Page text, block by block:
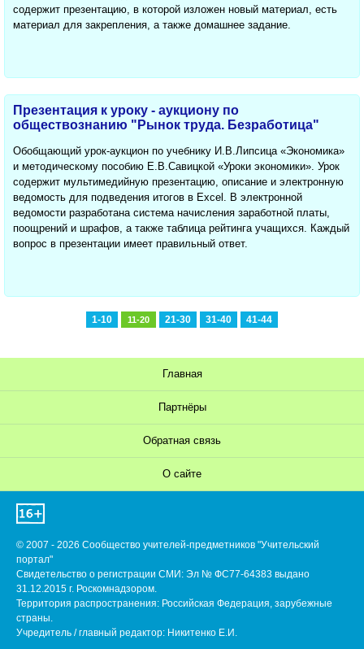
содержит презентацию, в которой изложен новый материал, есть
материал для закрепления, а также домашнее задание.
Презентация к уроку - аукциону по
обществознанию "Рынок труда. Безработица"
Обобщающий урок-аукцион по учебнику И.В.Липсица «Экономика»
и методическому пособию Е.В.Савицкой «Уроки экономики». Урок
содержит мультимедийную презентацию, описание и электронную
ведомость для подведения итогов в Excel. В электронной
ведомости разработана система начисления заработной платы,
поощрений и шрафов, а также таблица рейтинга учащихся. Каждый
вопрос в презентации имеет правильный ответ.
1-10 11-20 21-30 31-40 41-44
Главная
Партнёры
Обратная связь
О сайте
© 2007 - 2026 Сообщество учителей-предметников "Учительский
портал"
Свидетельство о регистрации СМИ: Эл № ФС77-64383 выдано
31.12.2015 г. Роскомнадзором.
Территория распространения: Российская Федерация, зарубежные
страны.
Учредитель / главный редактор: Никитенко Е.И.